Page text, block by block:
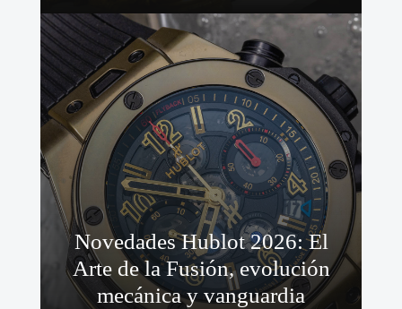
Novedades Hublot 2026: El
Arte de la Fusión, evolución
mecánica y vanguardia